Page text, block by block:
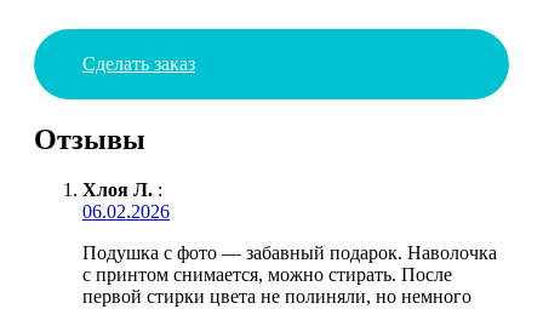
Сделать заказ
Отзывы
Хлоя Л. :
06.02.2026
Подушка с фото — забавный подарок. Наволочка
с принтом снимается, можно стирать. После
первой стирки цвета не полиняли, но немного